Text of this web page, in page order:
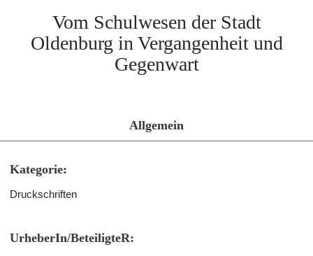
Vom Schulwesen der Stadt
Oldenburg in Vergangenheit und
Gegenwart
Allgemein
Kategorie:
Druckschriften
UrheberIn/BeteiligteR: